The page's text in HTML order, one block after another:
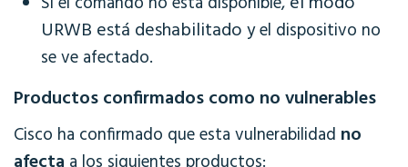
URWB está deshabilitado y el dispositivo no
se ve afectado.
Productos confirmados como no vulnerables
Cisco ha confirmado que esta vulnerabilidad no